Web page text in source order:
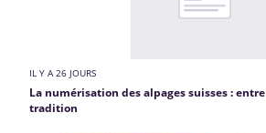
IL Y A 26 JOURS
La numérisation des alpages suisses :
tradition